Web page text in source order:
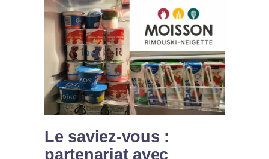
Le saviez-vous :
partenariat avec